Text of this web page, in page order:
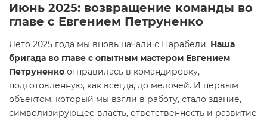
Июнь 2025: возвращение команды во
главе с Евгением Петруненко
Лето 2025 года мы вновь начали с Парабели. Наша
бригада во главе с опытным мастером Евгением
Петруненко отправилась в командировку,
подготовленную, как всегда, до мелочей. И первым
объектом, который мы взяли в работу, стало здание,
символизирующее власть, ответственность и развитие